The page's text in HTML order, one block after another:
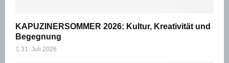
KAPUZINERSOMMER 2026: Kultur, Kreativität und
Begegnung
31. Juli 2026